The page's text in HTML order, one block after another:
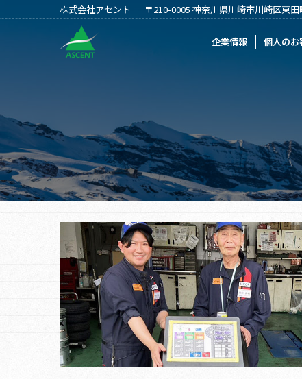
株式会社アセント 〒210-0005 神奈川県川崎市川崎区東田
企業情報 個人のお
企業情報 個人のお客様 法人のお